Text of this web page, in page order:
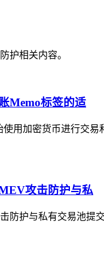
护相关内容。
Memo标签的适
用加密货币进行交
攻击防护与私
防护与私有交易池提